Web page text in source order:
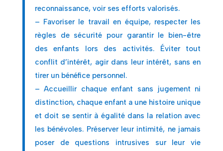
reconnaissance, voir ses efforts valorisés.
– Favoriser le travail en équipe, respecter les
règles de sécurité pour garantir le bien-être
des enfants lors des activités. Éviter tout
conflit d’intérêt, agir dans leur intérêt, sans en
tirer un bénéfice personnel.
– Accueillir chaque enfant sans jugement ni
distinction, chaque enfant a une histoire unique
et doit se sentir à égalité dans la relation avec
les bénévoles. Préserver leur intimité, ne jamais
poser de questions intrusives sur leur vie